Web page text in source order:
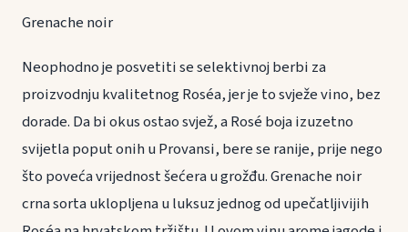
Grenache noir
Neophodno je posvetiti se selektivnoj berbi za
proizvodnju kvalitetnog Roséa, jer je to svježe vino, bez
dorade. Da bi okus ostao svjež, a Rosé boja izuzetno
svijetla poput onih u Provansi, bere se ranije, prije nego
što poveća vrijednost šećera u grožđu. Grenache noir
crna sorta uklopljena u luksuz jednog od upečatljivijih